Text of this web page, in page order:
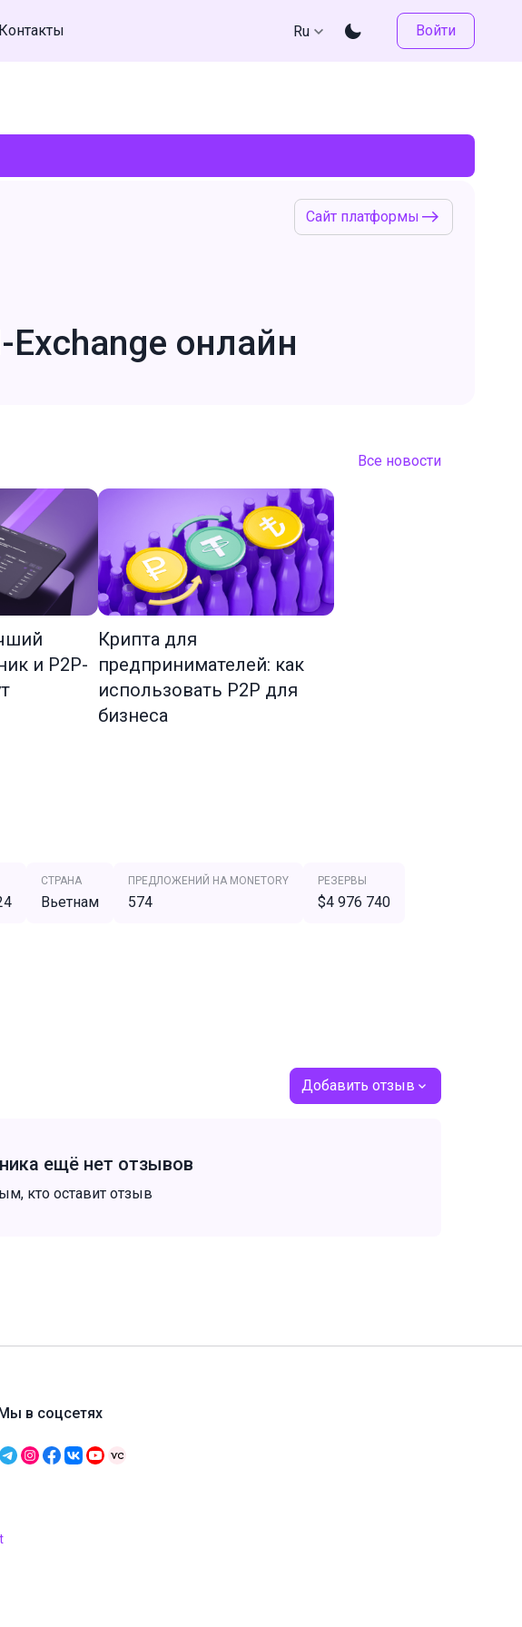
Контакты Ru Войти
Сайт платформы
онлайн
Все новости
и P2P-
Крипта для
предпринимателей: как
использовать P2P для
бизнеса
СТРАНА
Вьетнам
ПРЕДЛОЖЕНИЙ НА MONETORY
574
РЕЗЕРВЫ
$4 976 740
Добавить отзыв
ещё нет отзывов
кто оставит отзыв
в соцсетях